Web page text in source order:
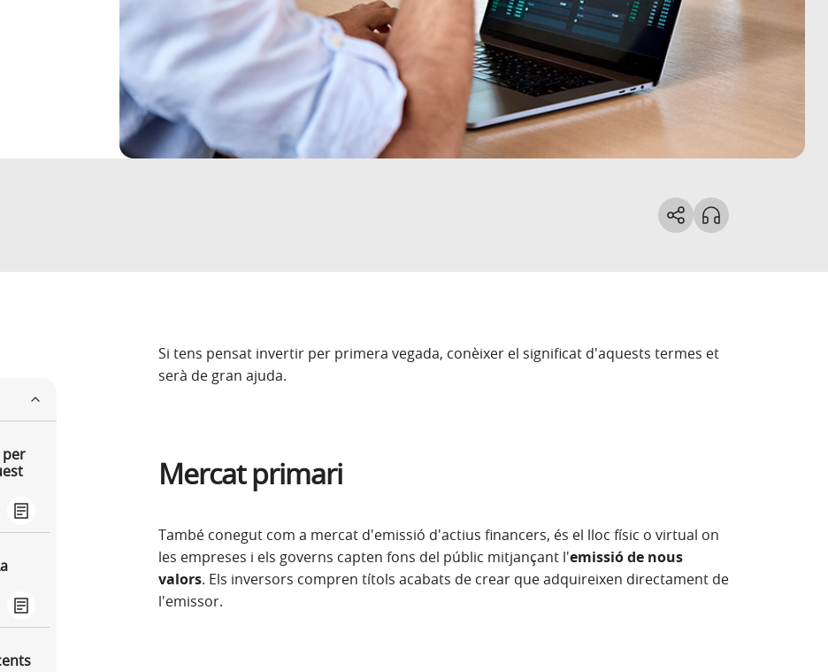
per
Si tens pensat invertir per primera vegada, conèixer el significat d'aquests termes et
serà de gran ajuda.
Mercat primari
També conegut com a mercat d'emissió d'actius financers, és el lloc físic o virtual on
les empreses i els governs capten fons del públic mitjançant l'emissió de nous
valors. Els inversors compren títols acabats de crear que adquireixen directament de
l'emissor.